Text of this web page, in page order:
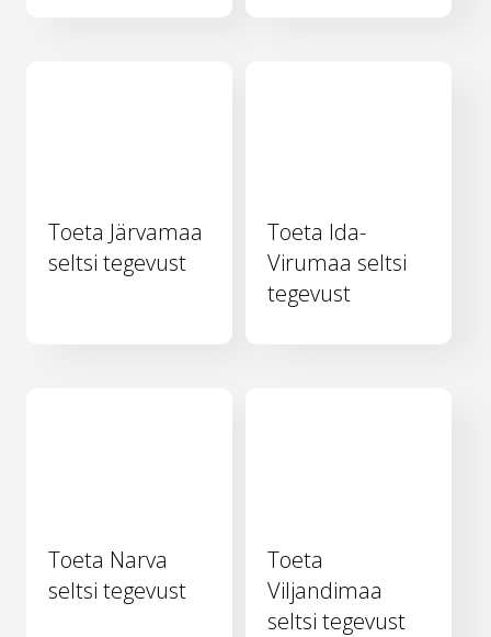
Toeta Järvamaa
seltsi tegevust
Toeta Ida-
Virumaa seltsi
tegevust
Toeta Narva
seltsi tegevust
Toeta
Viljandimaa
seltsi tegevust